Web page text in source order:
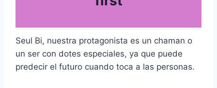
Seul Bi, nuestra protagonista es un chaman o
un ser con dotes especiales, ya que puede
predecir el futuro cuando toca a las personas.